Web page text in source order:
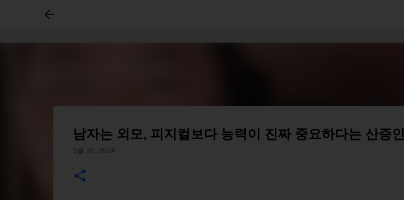
남자는 외모, 피지컬보다 능력이 진짜 중요하다는 산증인
5월 20, 2024